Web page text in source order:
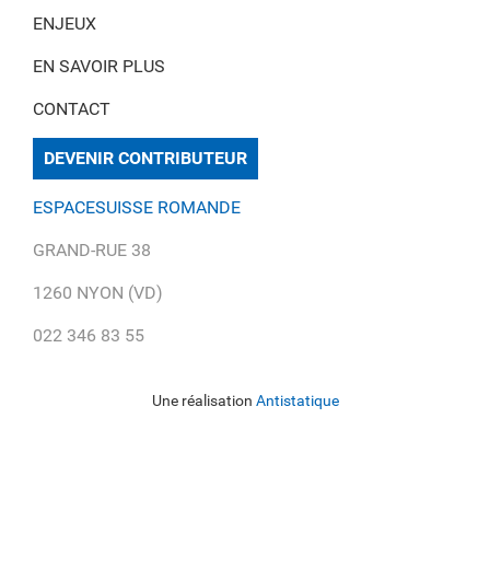
ENJEUX
EN SAVOIR PLUS
CONTACT
DEVENIR CONTRIBUTEUR
ESPACESUISSE ROMANDE
GRAND-RUE 38
1260 NYON (VD)
022 346 83 55
Une réalisation Antistatique